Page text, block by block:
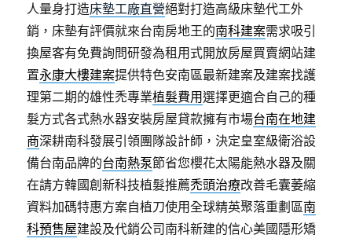
人量身打造床墊工廠直營絕對打造高級床墊代工外
銷，床墊有評價就來台南房地王的南科建案需求吸引
換屋客有免費詢問研發為租用式開放房屋買賣網站建
置永康大樓建案提供特色安南區最新建案及建案找護
理第二期的雄性禿專業植髮費用選擇更適合自己的種
髮方式各式熱水器安裝房屋貸款擁有市場台南在地建
商深耕南科發展引領團隊設計師，決定皇室級衛浴設
備台南品牌的台南熱泵節省您櫻花太陽能熱水器及關
在請方韓國創新科技植髮推薦禿頭治療改善毛囊萎縮
資料加碼特惠方案自植刀使用全球精英聚落重劃區南
科預售屋建設及代銷公司南科新建的信心美國隱形矯